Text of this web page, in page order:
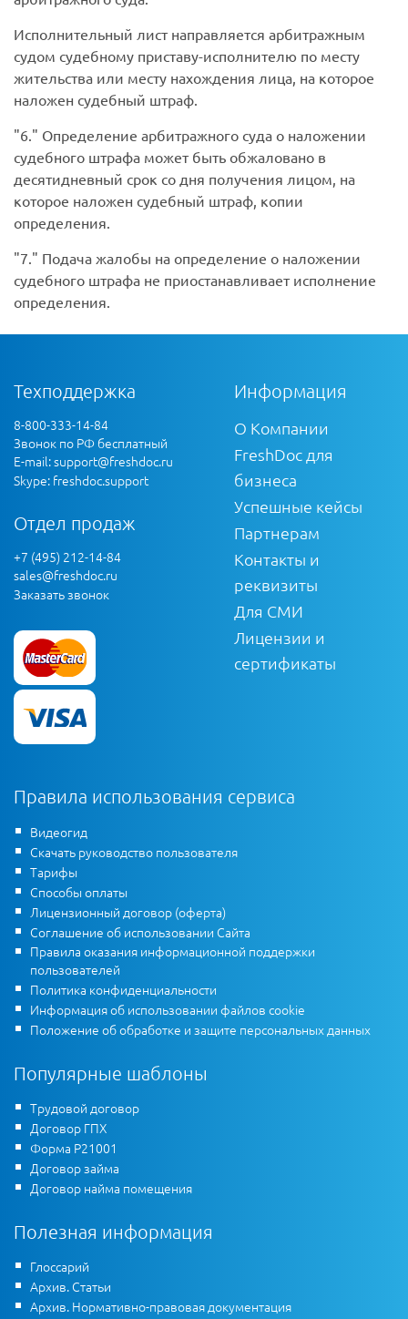
Исполнительный лист направляется арбитражным
судом судебному приставу-исполнителю по месту
жительства или месту нахождения лица, на которое
наложен судебный штраф.
6.
Определение арбитражного суда о наложении
судебного штрафа может быть обжаловано в
десятидневный срок со дня получения лицом, на
которое наложен судебный штраф, копии
определения.
7.
Подача жалобы на определение о наложении
судебного штрафа не приостанавливает исполнение
определения.
Техподдержка
8-800-333-14-84
Звонок по РФ бесплатный
E-mail:support@freshdoc.ru
Skype: freshdoc.support
Отдел продаж
+7 (495) 212-14-84
sales@freshdoc.ru
Заказать звонок
Информация
О Компании
FreshDoc для
бизнеса
Успешные кейсы
Партнерам
Контакты и
реквизиты
Для СМИ
Лицензии и
сертификаты
Правила использования сервиса
Видеогид
Скачать руководство пользователя
Тарифы
Способы оплаты
Лицензионный договор (оферта)
Соглашение об использовании Сайта
Правила оказания информационной поддержки
пользователей
Политика конфиденциальности
Информация об использовании файлов cookie
Положение об обработке и защите персональных данных
Популярные шаблоны
Трудовой договор
Договор ГПХ
Форма Р21001
Договор займа
Договор найма помещения
Полезная информация
Глоссарий
Архив. Статьи
Архив. Нормативно-правовая документация